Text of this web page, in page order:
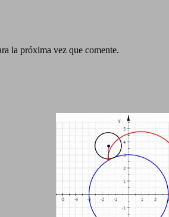
la próxima vez que comente.